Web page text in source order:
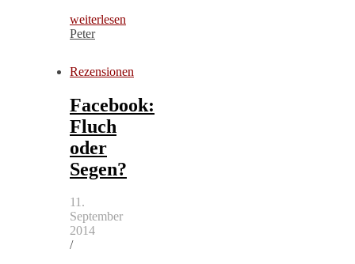
weiterlesen
Peter
Rezensionen
Facebook:
Fluch
oder
Segen?
11.
September
2014
/